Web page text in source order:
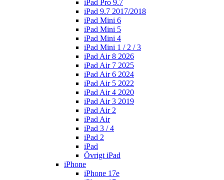
iPad Pro 9.7
iPad 9.7 2017/2018
iPad Mini 6
iPad Mini 5
iPad Mini 4
iPad Mini 1 / 2 / 3
iPad Air 8 2026
iPad Air 7 2025
iPad Air 6 2024
iPad Air 5 2022
iPad Air 4 2020
iPad Air 3 2019
iPad Air 2
iPad Air
iPad 3 / 4
iPad 2
iPad
Övrigt iPad
iPhone
iPhone 17e